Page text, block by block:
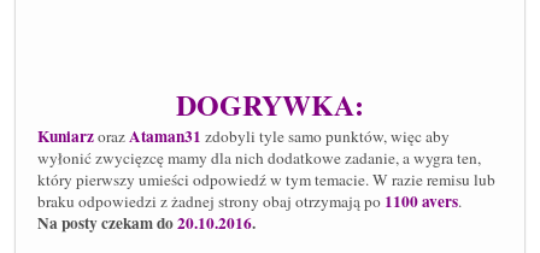
DOGRYWKA:
KuniarzorazAtaman31 zdobyli tyle samo punktów, więc aby
wyłonić zwycięzcę mamy dla nich dodatkowe zadanie, a wygra ten,
który pierwszy umieści odpowiedź w tym temacie. W razie remisu lub
braku odpowiedzi z żadnej strony obaj otrzymają po 1100 avers.
Na posty czekam do20.10.2016.